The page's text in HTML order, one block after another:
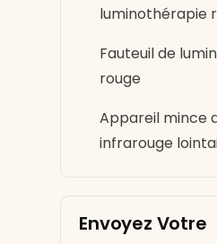
Sous-
luminothérapie
Pantoufles de
luminothérapie
Casquette de
luminothérapie
rouge pour les
luminothérapie
Fauteuil de
rouge
Appareil mince
infrarouge
Envoyez Votre